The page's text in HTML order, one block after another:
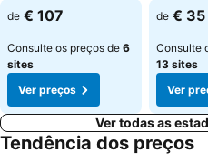
de € 107
Consulte os preços de 6
sites
Ver preços
Ver
de € 35
Consulte
13 sites
Ver
Ver todas as
Tendência dos preços